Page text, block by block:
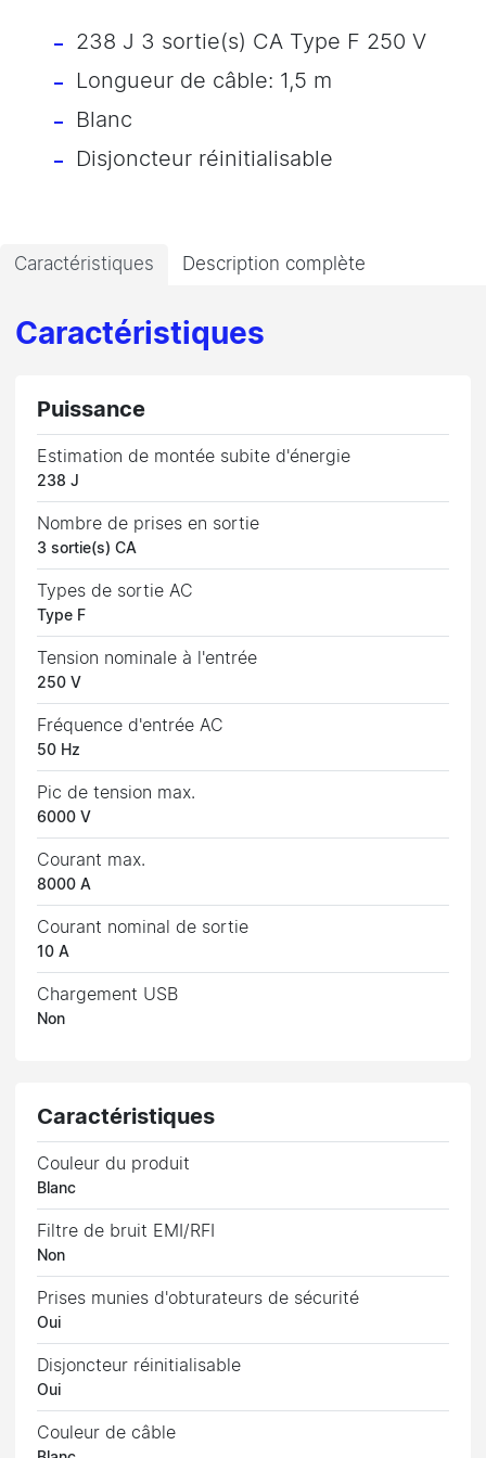
238 J 3 sortie(s) CA Type F 250 V
Longueur de câble: 1,5 m
Blanc
Disjoncteur réinitialisable
Caractéristiques Description complète
Caractéristiques
Puissance
Estimation de montée subite d'énergie
238 J
Nombre de prises en sortie
3 sortie(s) CA
Types de sortie AC
Type F
Tension nominale à l'entrée
250 V
Fréquence d'entrée AC
50 Hz
Pic de tension max.
6000 V
Courant max.
8000 A
Courant nominal de sortie
10 A
Chargement USB
Non
Caractéristiques
Couleur du produit
Blanc
Filtre de bruit EMI/RFI
Non
Prises munies d'obturateurs de sécurité
Oui
Disjoncteur réinitialisable
Oui
Couleur de câble